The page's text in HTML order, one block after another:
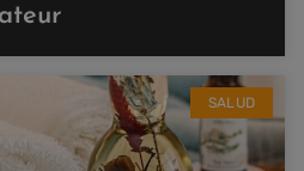
SALUD